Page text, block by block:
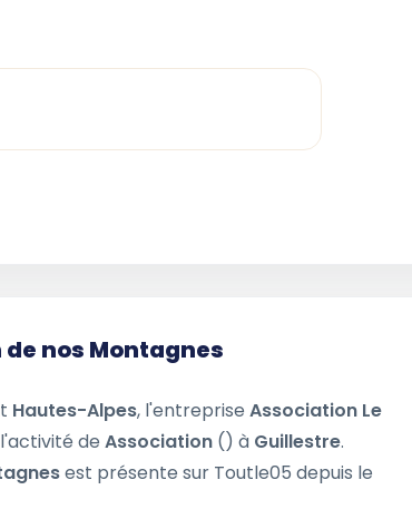
de nos Montagnes
Hautes-Alpes, l'entreprise Association Le
de Association () à Guillestre.
est présente sur Toutle05 depuis le